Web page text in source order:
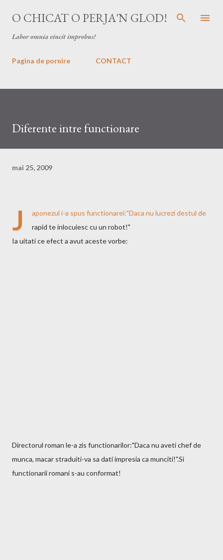
Treceți la conținutul principal
O CHICAT O PERJA'N GLOD!
Labor omnia vincit improbus!
Pagina de pornire CONTACT
Diferente intre functionare
mai 25, 2009
J
aponezul i-a spus functionarei:"Daca nu lucrezi destul de
rapid te inlocuiesc cu un robot!"
Ia uitati ce efect a avut aceste vorbe:
Directorul roman le-a zis functionarilor:"Daca nu aveti chef de
munca, macar straduiti-va sa dati impresia ca munciti!".Si
functionarii romani s-au conformat!